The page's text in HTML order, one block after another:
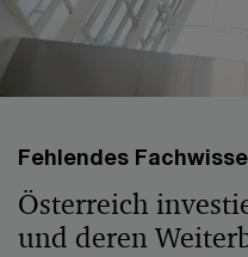
Fehlendes
Österreich
und deren